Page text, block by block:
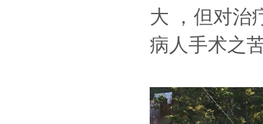
大 ，但对治
病人手术之